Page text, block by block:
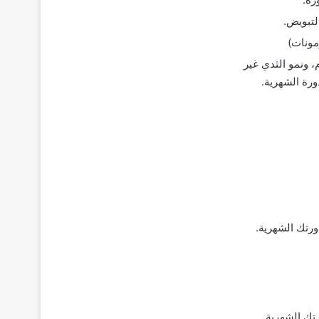
ونمو الثدي غير
الشهرية.
الشهرية.